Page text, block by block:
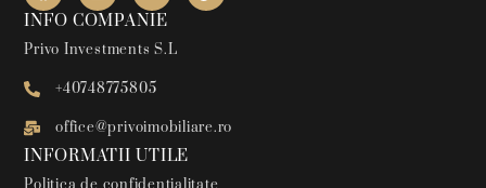
INFO COMPANIE
Privo Investments S.L
+40748775805
office@privoimobiliare.ro
INFORMATII UTILE